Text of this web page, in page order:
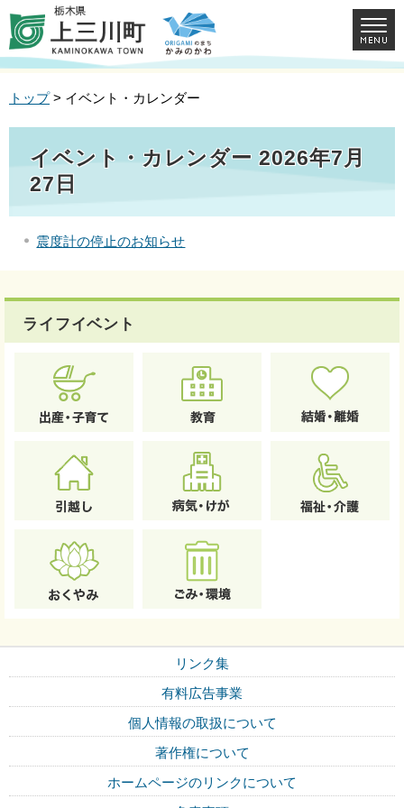
トップ> イベント・カレンダー
イベント・カレンダー 2026年7月
27日
震度計の停止のお知らせ
ライフイベント
リンク集
有料広告事業
個人情報の取扱について
著作権について
ホームページのリンクについて